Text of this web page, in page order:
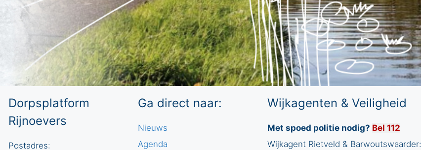
Dorpsplatform
Rijnoevers
Postadres:
Ga direct naar:
Nieuws
Agenda
Wijkagenten & Veiligheid
Met spoed politie nodig? Bel 112
Wijkagent Rietveld & Barwoutswaarder: